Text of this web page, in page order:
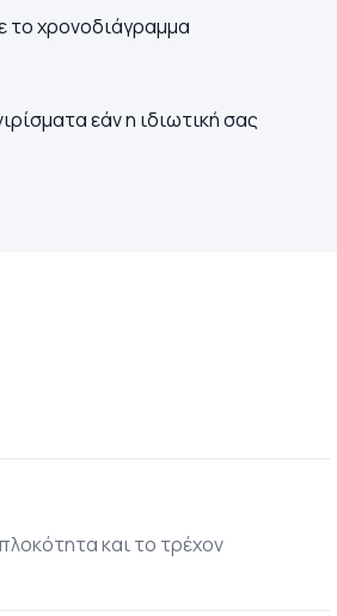
το χρονοδιάγραμμα
εάν η ιδιωτική σας
και το τρέχον